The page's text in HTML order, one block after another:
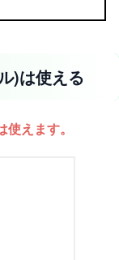
)は使える
えます。